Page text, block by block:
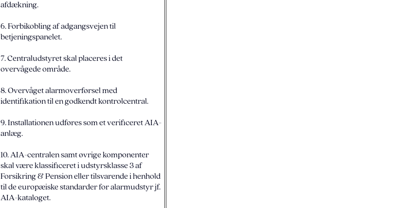
afdækning.
6. Forbikobling af adgangsvejen til
betjeningspanelet.
7. Centraludstyret skal placeres i det
overvågede område.
8. Overvåget alarmoverførsel med
identifikation til en godkendt kontrolcentral.
9. Installationen udføres som et verificeret AIA-
anlæg.
10. AIA-centralen samt øvrige komponenter
skal være klassificeret i udstyrsklasse 3 af
Forsikring & Pension eller tilsvarende i henhold
til de europæiske standarder for alarmudstyr jf.
AIA-kataloget.